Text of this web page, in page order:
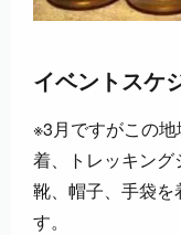
イベントスケ
※3月ですがこの
着、トレッキン
靴、帽子、手袋を
す。